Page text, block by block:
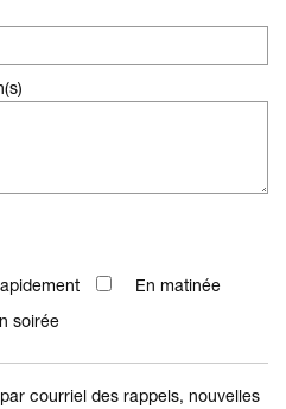
En matinée
soirée
courriel des rappels, nouvelles